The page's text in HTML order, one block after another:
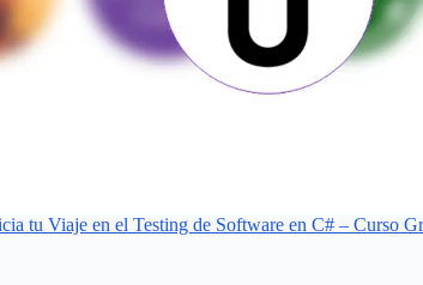
tu Viaje en el Testing de Software en C# – Curso